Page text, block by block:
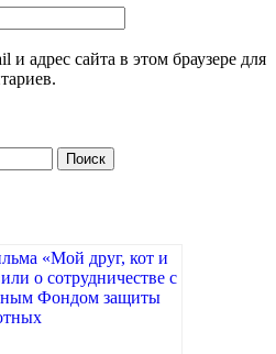
адрес сайта в этом браузере для